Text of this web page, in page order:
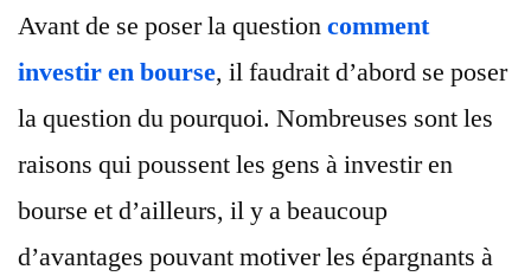
Avant de se poser la questioncomment
investir en bourse, il faudrait d’abord se poser
la question du pourquoi. Nombreuses sont les
raisons qui poussent les gens à investir en
bourse et d’ailleurs, il y a beaucoup
d’avantages pouvant motiver les épargnants à